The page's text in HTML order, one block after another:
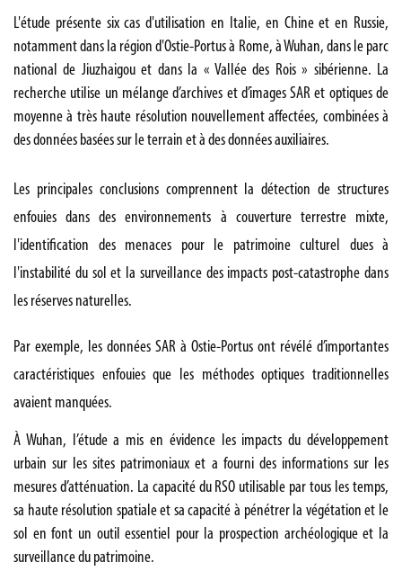
L'étude présente six cas d'utilisation en Italie, en Chine et en Russie,
notamment dans la région d'Ostie-Portus à Rome, à Wuhan, dans le parc
national de Jiuzhaigou et dans la « Vallée des Rois » sibérienne. La
recherche utilise un mélange d’archives et d’images SAR et optiques de
moyenne à très haute résolution nouvellement affectées, combinées à
des données basées sur le terrain et à des données auxiliaires.
Les principales conclusions comprennent la détection de structures
enfouies dans des environnements à couverture terrestre mixte,
l'identification des menaces pour le patrimoine culturel dues à
l'instabilité du sol et la surveillance des impacts post-catastrophe dans
les réserves naturelles.
Par exemple, les données SAR à Ostie-Portus ont révélé d’importantes
caractéristiques enfouies que les méthodes optiques traditionnelles
avaient manquées.
À Wuhan, l’étude a mis en évidence les impacts du développement
urbain sur les sites patrimoniaux et a fourni des informations sur les
mesures d’atténuation. La capacité du RSO utilisable par tous les temps,
sa haute résolution spatiale et sa capacité à pénétrer la végétation et le
sol en font un outil essentiel pour la prospection archéologique et la
surveillance du patrimoine.